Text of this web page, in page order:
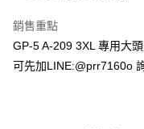
每筆NT$100，滿
銷售重點
GP-5 A-209 3XL 專用大
可先加LINE:@prr7160o